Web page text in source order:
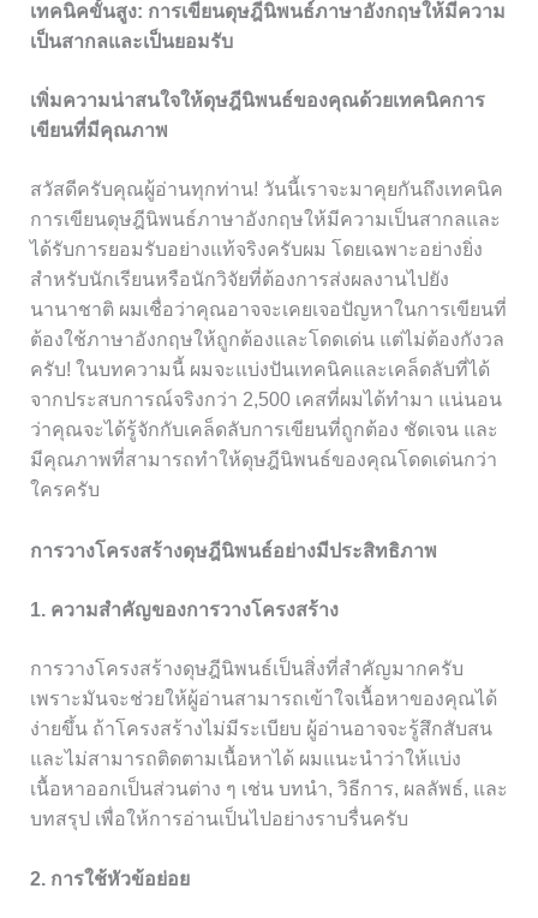
เทคนิคขั้นสูง: การเขียนดุษฎีนิพนธ์ภาษาอังกฤษให้มีความ
เป็นสากลและเป็นยอมรับ
เพิ่มความน่าสนใจให้ดุษฎีนิพนธ์ของคุณด้วยเทคนิคการ
เขียนที่มีคุณภาพ
สวัสดีครับคุณผู้อ่านทุกท่าน! วันนี้เราจะมาคุยกันถึงเทคนิค
การเขียนดุษฎีนิพนธ์ภาษาอังกฤษให้มีความเป็นสากลและ
ได้รับการยอมรับอย่างแท้จริงครับผม โดยเฉพาะอย่างยิ่ง
สำหรับนักเรียนหรือนักวิจัยที่ต้องการส่งผลงานไปยัง
นานาชาติ ผมเชื่อว่าคุณอาจจะเคยเจอปัญหาในการเขียนที่
ต้องใช้ภาษาอังกฤษให้ถูกต้องและโดดเด่น แต่ไม่ต้องกังวล
ครับ! ในบทความนี้ ผมจะแบ่งปันเทคนิคและเคล็ดลับที่ได้
จากประสบการณ์จริงกว่า 2,500 เคสที่ผมได้ทำมา แน่นอน
ว่าคุณจะได้รู้จักกับเคล็ดลับการเขียนที่ถูกต้อง ชัดเจน และ
มีคุณภาพที่สามารถทำให้ดุษฎีนิพนธ์ของคุณโดดเด่นกว่า
ใครครับ
การวางโครงสร้างดุษฎีนิพนธ์อย่างมีประสิทธิภาพ
1. ความสำคัญของการวางโครงสร้าง
การวางโครงสร้างดุษฎีนิพนธ์เป็นสิ่งที่สำคัญมากครับ
เพราะมันจะช่วยให้ผู้อ่านสามารถเข้าใจเนื้อหาของคุณได้
ง่ายขึ้น ถ้าโครงสร้างไม่มีระเบียบ ผู้อ่านอาจจะรู้สึกสับสน
และไม่สามารถติดตามเนื้อหาได้ ผมแนะนำว่าให้แบ่ง
เนื้อหาออกเป็นส่วนต่าง ๆ เช่น บทนำ, วิธีการ, ผลลัพธ์, และ
บทสรุป เพื่อให้การอ่านเป็นไปอย่างราบรื่นครับ
2. การใช้หัวข้อย่อย